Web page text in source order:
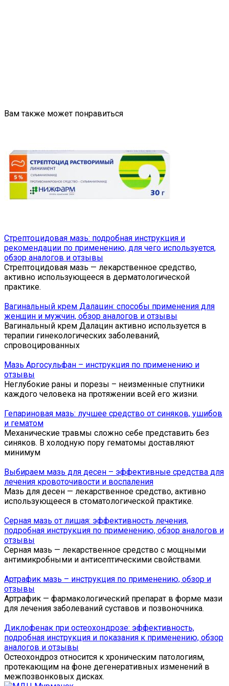
Вам также может понравиться
Стрептоцидовая мазь: подробная инструкция и
рекомендации по применению, для чего используется,
обзор аналогов и отзывы
Стрептоцидовая мазь — лекарственное средство,
активно использующееся в дерматологической
практике.
Вагинальный крем Далацин: способы применения для
женщин и мужчин, обзор аналогов и отзывы
Вагинальный крем Далацин активно используется в
терапии гинекологических заболеваний,
спровоцированных
Мазь Аргосульфан – инструкция по применению и
отзывы
Неглубокие раны и порезы – неизменные спутники
каждого человека на протяжении всей его жизни.
Гепариновая мазь: лучшее средство от синяков, ушибов
и гематом
Механические травмы сложно себе представить без
синяков. В холодную пору гематомы доставляют
минимум
Выбираем мазь для десен – эффективные средства для
лечения кровоточивости и воспаления
Мазь для десен — лекарственное средство, активно
использующееся в стоматологической практике.
Серная мазь от лишая: эффективность лечения,
подробная инструкция по применению, обзор аналогов и
отзывы
Серная мазь — лекарственное средство с мощными
антимикробными и антисептическими свойствами.
Артрафик мазь – инструкция по применению, обзор и
отзывы
Артрафик — фармакологический препарат в форме мази
для лечения заболеваний суставов и позвоночника.
Диклофенак при остеохондрозе: эффективность,
подробная инструкция и показания к применению, обзор
аналогов и отзывы
Остеохондроз относится к хроническим патологиям,
протекающим на фоне дегенеративных изменений в
межпозвонковых дисках.